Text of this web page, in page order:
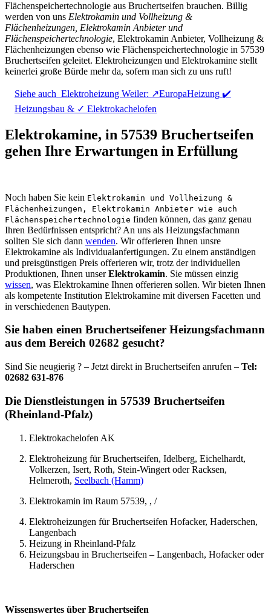
Flächenspeichertechnologie aus Bruchertseifen brauchen. Billig
werden von uns Elektrokamin und Vollheizung &
Flächenheizungen, Elektrokamin Anbieter und
Flächenspeichertechnologie, Elektrokamin Anbieter, Vollheizung &
Flächenheizungen ebenso wie Flächenspeichertechnologie in 57539
Bruchertseifen geleitet. Elektroheizungen und Elektrokamine stellt
keinerlei große Bürde mehr da, sofern man sich zu uns ruft!
Siehe auch Elektroheizung Weiler: ↗️EuropaHeizung ✔️
Heizungsbau & ✓ Elektrokachelofen
Elektrokamine, in 57539 Bruchertseifen
gehen Ihre Erwartungen in Erfüllung
Noch haben Sie kein Elektrokamin und Vollheizung &
Flächenheizungen, Elektrokamin Anbieter wie auch
Flächenspeichertechnologie finden können, das ganz genau
Ihren Bedürfnissen entspricht? An uns als Heizungsfachmann
sollten Sie sich dann wenden. Wir offerieren Ihnen unsre
Elektrokamine als Individualanfertigungen. Zu einem anständigen
und preisgünstigen Preis offerieren wir, trotz der individuellen
Produktionen, Ihnen unserElektrokamin. Sie müssen einzig
wissen, was Elektrokamine Ihnen offerieren sollen. Wir bieten Ihnen
als kompetente Institution Elektrokamine mit diversen Facetten und
in verschiedenen Bautypen.
Sie haben einen Bruchertseifener Heizungsfachmann
aus dem Bereich 02682 gesucht?
Sind Sie neugierig ? – Jetzt direkt in Bruchertseifen anrufen – Tel:
02682 631-876
Die Dienstleistungen in 57539 Bruchertseifen
(Rheinland-Pfalz)
Elektrokachelofen AK
Elektroheizung für Bruchertseifen, Idelberg, Eichelhardt,
Volkerzen, Isert, Roth, Stein-Wingert oder Racksen,
Helmeroth, Seelbach (Hamm)
Elektrokamin im Raum 57539, , /
Elektroheizungen für Bruchertseifen Hofacker, Haderschen,
Langenbach
Heizung in Rheinland-Pfalz
Heizungsbau in Bruchertseifen – Langenbach, Hofacker oder
Haderschen
Wissenswertes über Bruchertseifen